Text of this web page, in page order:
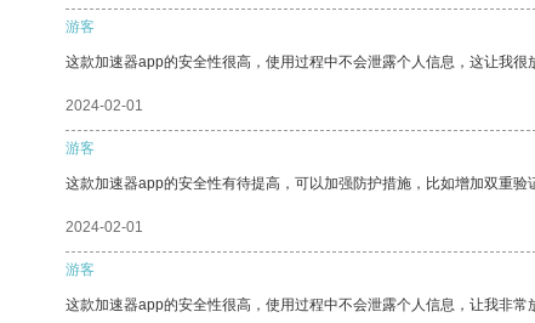
游客
这款加速器app的安全性很高，使用过程中不会泄露个人信息，这让我
2024-02-01
游客
这款加速器app的安全性有待提高，可以加强防护措施，比如增加双重验
2024-02-01
游客
这款加速器app的安全性很高，使用过程中不会泄露个人信息，让我非常